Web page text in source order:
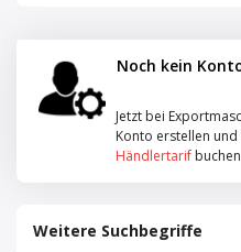
Noch kein
Jetzt bei
Konto erstellen
Händlertarif
Weitere Suchbegriffe